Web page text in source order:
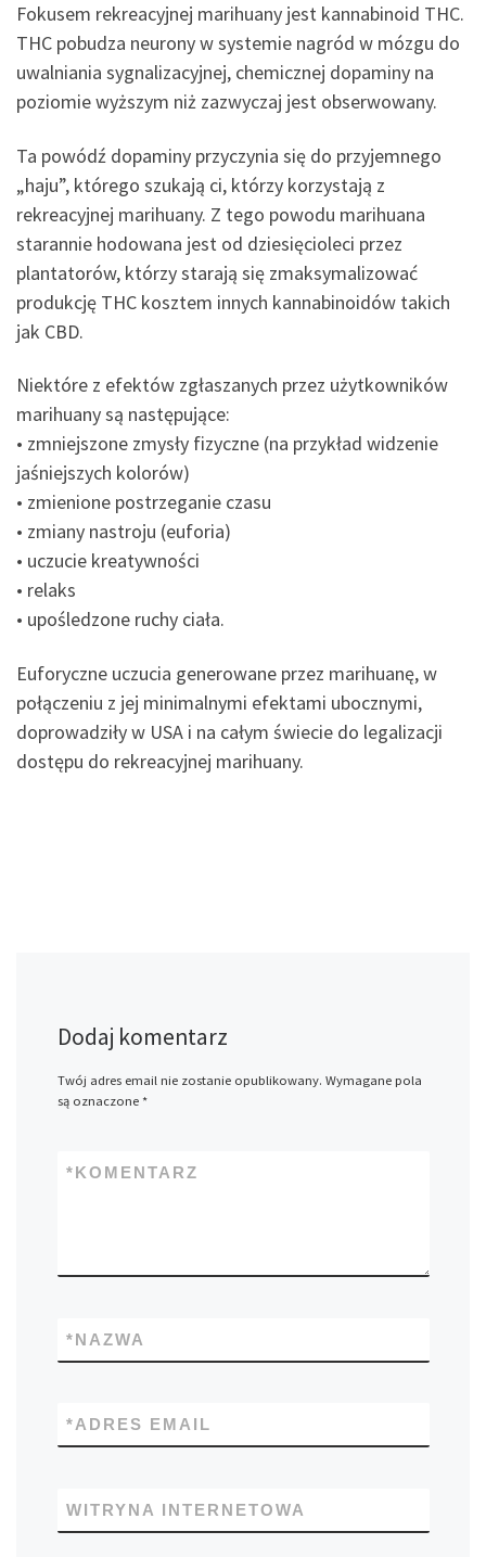
Fokusem rekreacyjnej marihuany jest kannabinoid THC.
THC pobudza neurony w systemie nagród w mózgu do
uwalniania sygnalizacyjnej, chemicznej dopaminy na
poziomie wyższym niż zazwyczaj jest obserwowany.
Ta powódź dopaminy przyczynia się do przyjemnego
„haju”, którego szukają ci, którzy korzystają z
rekreacyjnej marihuany. Z tego powodu marihuana
starannie hodowana jest od dziesięcioleci przez
plantatorów, którzy starają się zmaksymalizować
produkcję THC kosztem innych kannabinoidów takich
jak CBD.
Niektóre z efektów zgłaszanych przez użytkowników
marihuany są następujące:
• zmniejszone zmysły fizyczne (na przykład widzenie
jaśniejszych kolorów)
• zmienione postrzeganie czasu
• zmiany nastroju (euforia)
• uczucie kreatywności
• relaks
• upośledzone ruchy ciała.
Euforyczne uczucia generowane przez marihuanę, w
połączeniu z jej minimalnymi efektami ubocznymi,
doprowadziły w USA i na całym świecie do legalizacji
dostępu do rekreacyjnej marihuany.
Dodaj komentarz
Twój adres email nie zostanie opublikowany. Wymagane pola
są oznaczone *
KOMENTARZ
*
NAZWA
*
ADRES EMAIL
*
WITRYNA INTERNETOWA